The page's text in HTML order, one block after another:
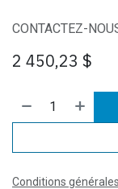
CONTACTEZ-
2 450,23 $
Conditions générales